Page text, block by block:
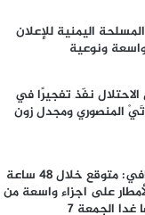
اليمنية للإعلان
ونوعية
نفّذ تفجيرًا في
المنصوري ومجدل زون
الفلكي عدنان الشوافي: متوقع خلال 48 ساعة
على اجزاء واسعة من
الامانة صنعاء خصوصا غدا الجمعة 7